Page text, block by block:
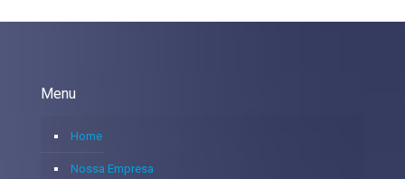
Menu
Home
Nossa Empresa